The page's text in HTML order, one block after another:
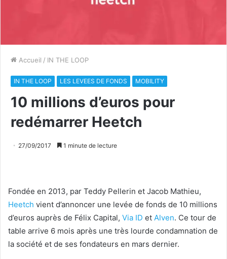
Accueil / IN THE LOOP
IN THE LOOP LES LEVEES DE FONDS MOBILITY
10 millions d’euros pour
redémarrer Heetch
27/09/2017 1 minute de lecture
Fondée en 2013, par Teddy Pellerin et Jacob Mathieu,
Heetch vient d’annoncer une levée de fonds de 10 millions
d’euros auprès de Félix Capital, Via ID et Alven. Ce tour de
table arrive 6 mois après une très lourde condamnation de
la société et de ses fondateurs en mars dernier.